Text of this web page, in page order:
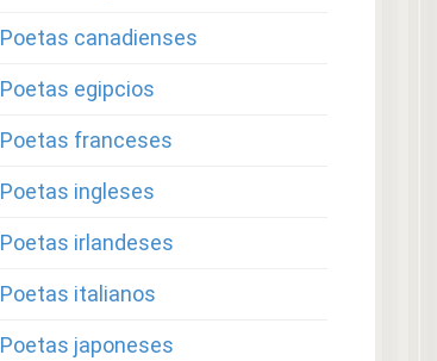
Poetas canadienses
Poetas egipcios
Poetas franceses
Poetas ingleses
Poetas irlandeses
Poetas italianos
Poetas japoneses